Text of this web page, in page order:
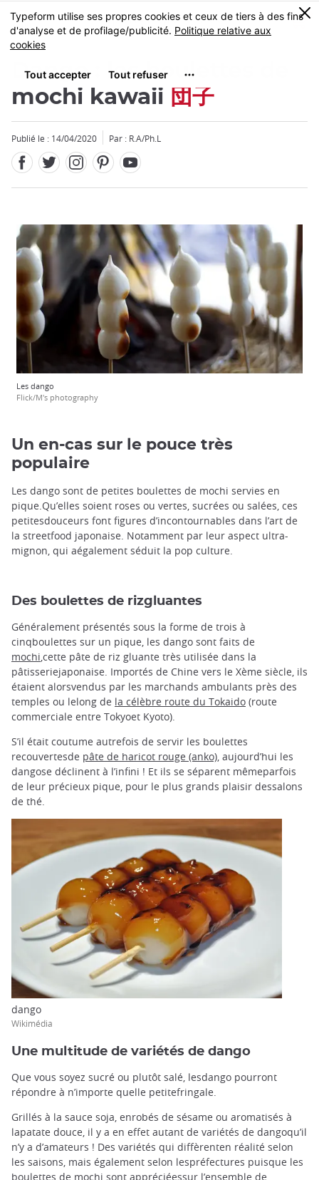
Skip
to
main
MENU
0
Dango : les boulettes de
mochi kawaii 団子
Publié le : 14/04/2020 Par : R.A/Ph.L
Les dango
Flick/M's photography
Un en-cas sur le pouce très
populaire
Les dango sont de petites boulettes de mochi servies en
pique.Qu’elles soient roses ou vertes, sucrées ou salées, ces
petitesdouceurs font figures d’incontournables dans l’art de
la streetfood japonaise. Notamment par leur aspect ultra-
mignon, qui aégalement séduit la pop culture.
Des boulettes de rizgluantes
Généralement présentés sous la forme de trois à
cinqboulettes sur un pique, les dango sont faits de
mochi ,cette pâte de riz gluante très utilisée dans la
pâtisseriejaponaise. Importés de Chine vers le Xème siècle, ils
étaient alorsvendus par les marchands ambulants près des
temples ou lelong de la célèbre route du Tokaido (route
commerciale entre Tokyoet Kyoto).
S’il était coutume autrefois de servir les boulettes
recouvertesde pâte de haricot rouge (anko) , aujourd’hui les
dangose déclinent à l’infini ! Et ils se séparent mêmeparfois
de leur précieux pique, pour le plus grands plaisir dessalons
de thé.
dango
Wikimédia
Une multitude de variétés de dango
Que vous soyez sucré ou plutôt salé, lesdango pourront
répondre à n’importe quelle petitefringale.
Grillés à la sauce soja, enrobés de sésame ou aromatisés à
lapatate douce, il y a en effet autant de variétés de dangoqu’il
n’y a d’amateurs ! Des variétés qui diffèrenten réalité selon
les saisons, mais également selon lespréfectures puisque les
boulettes de mochi sont appréciéessur l’ensemble de
Fermer
focusable
element
for
loop
on
trap
after
iframe
Fermer
focusable
element
for
loop
on
trap
after
iframe